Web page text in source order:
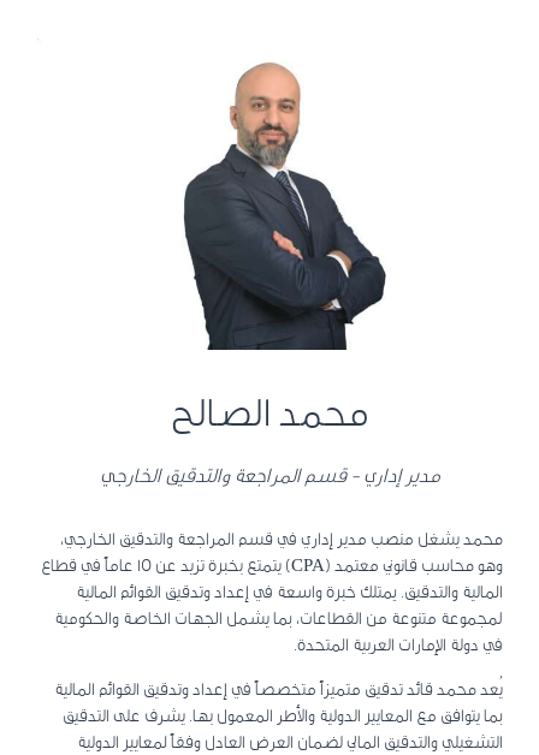
محمد الصالح
مدير إداري - قسم المراجعة والتدقيق الخارجي
محمد يشغل منصب مدير إداري في قسم المراجعة والتدقيق الخارجي،
وهو محاسب قانوني معتمد (CPA) يتمتع بخبرة تزيد عن 15 عاماً في قطاع
المالية والتدقيق. يمتلك خبرة واسعة في إعداد وتدقيق القوائم المالية
لمجموعة متنوعة من القطاعات، بما يشمل الجهات الخاصة والحكومية
في دولة الإمارات العربية المتحدة.
يُعد محمد قائد تدقيق متميزاً متخصصاً في إعداد وتدقيق القوائم المالية
بما يتوافق مع المعايير الدولية والأطر المعمول بها. يشرف على التدقيق
التشغيلي والتدقيق المالي لضمان العرض العادل وفقاً لمعايير الدولية